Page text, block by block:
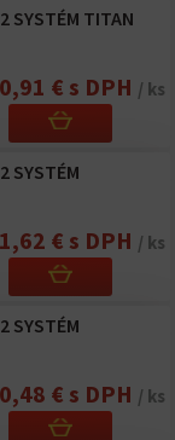
SYSTÉM TITAN
0,91 € s DPH / ks
SYSTÉM
1,62 € s DPH / ks
SYSTÉM
0,48 € s DPH / ks